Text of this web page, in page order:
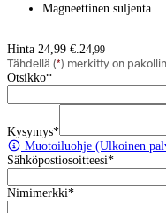
Magneettinen suljenta
Hinta 24,99 €. 24,99
Tähdellä (*) merkitty on
Otsikko*
Kysymys*
Muotoiluohje (Ulkoinen
Sähköpostiosoitteesi*
Nimimerkki*